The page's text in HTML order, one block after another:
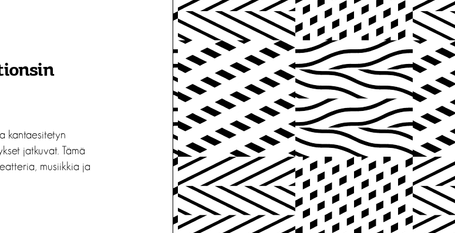
kantaesitetyn
jatkuvat. Tämä
musiikkia ja